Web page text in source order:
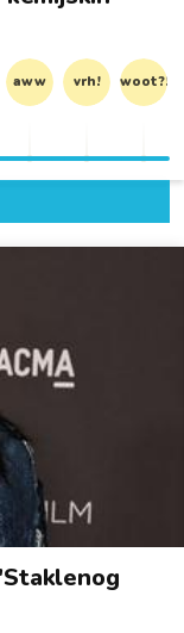
aww vrh! woot?!